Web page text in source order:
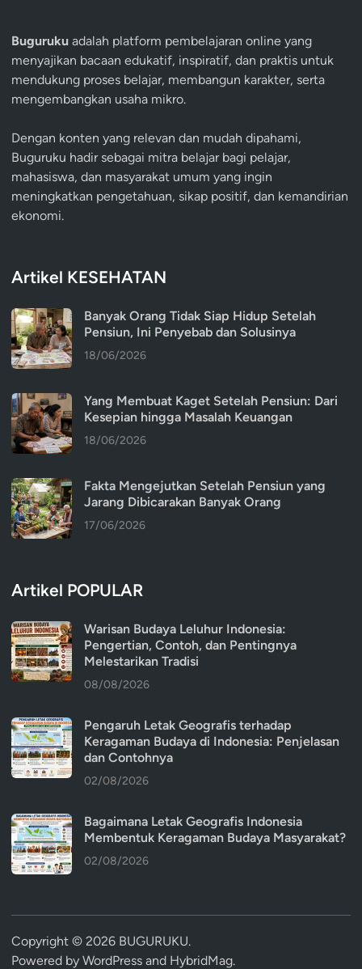
Buguruku adalah platform pembelajaran online yang
menyajikan bacaan edukatif, inspiratif, dan praktis untuk
mendukung proses belajar, membangun karakter, serta
mengembangkan usaha mikro.
Dengan konten yang relevan dan mudah dipahami,
Buguruku hadir sebagai mitra belajar bagi pelajar,
mahasiswa, dan masyarakat umum yang ingin
meningkatkan pengetahuan, sikap positif, dan kemandirian
ekonomi.
Artikel KESEHATAN
Banyak Orang Tidak Siap Hidup Setelah
Pensiun, Ini Penyebab dan Solusinya
18/06/2026
Yang Membuat Kaget Setelah Pensiun: Dari
Kesepian hingga Masalah Keuangan
18/06/2026
Fakta Mengejutkan Setelah Pensiun yang
Jarang Dibicarakan Banyak Orang
17/06/2026
Artikel POPULAR
Warisan Budaya Leluhur Indonesia:
Pengertian, Contoh, dan Pentingnya
Melestarikan Tradisi
08/08/2026
Pengaruh Letak Geografis terhadap
Keragaman Budaya di Indonesia: Penjelasan
dan Contohnya
02/08/2026
Bagaimana Letak Geografis Indonesia
Membentuk Keragaman Budaya Masyarakat?
02/08/2026
Copyright © 2026 BUGURUKU.
Powered by WordPress and HybridMag.